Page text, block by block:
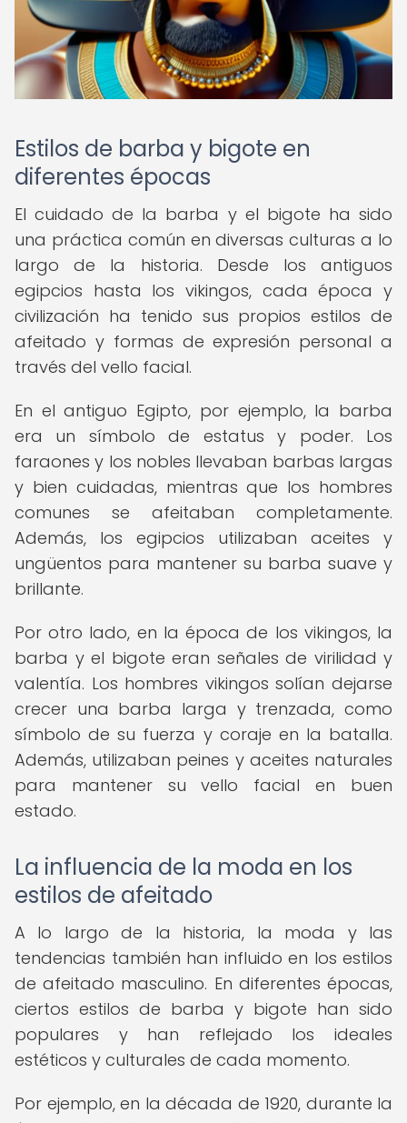
Estilos de barba y bigote en
diferentes épocas
El cuidado de la barba y el bigote ha sido
una práctica común en diversas culturas a lo
largo de la historia. Desde los antiguos
egipcios hasta los vikingos, cada época y
civilización ha tenido sus propios estilos de
afeitado y formas de expresión personal a
través del vello facial.
En el antiguo Egipto, por ejemplo, la barba
era un símbolo de estatus y poder. Los
faraones y los nobles llevaban barbas largas
y bien cuidadas, mientras que los hombres
comunes se afeitaban completamente.
Además, los egipcios utilizaban aceites y
ungüentos para mantener su barba suave y
brillante.
Por otro lado, en la época de los vikingos, la
barba y el bigote eran señales de virilidad y
valentía. Los hombres vikingos solían dejarse
crecer una barba larga y trenzada, como
símbolo de su fuerza y coraje en la batalla.
Además, utilizaban peines y aceites naturales
para mantener su vello facial en buen
estado.
La influencia de la moda en los
estilos de afeitado
A lo largo de la historia, la moda y las
tendencias también han influido en los estilos
de afeitado masculino. En diferentes épocas,
ciertos estilos de barba y bigote han sido
populares y han reflejado los ideales
estéticos y culturales de cada momento.
Por ejemplo, en la década de 1920, durante la